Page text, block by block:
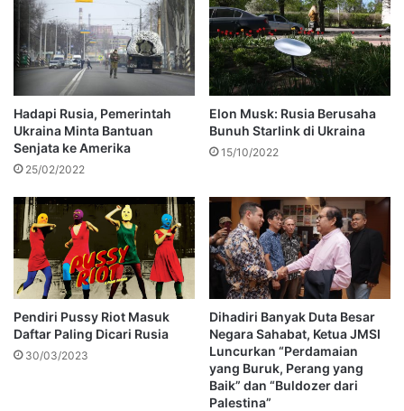
Hadapi Rusia, Pemerintah
Ukraina Minta Bantuan
Senjata ke Amerika
25/02/2022
Elon Musk: Rusia Berusaha
Bunuh Starlink di Ukraina
15/10/2022
Pendiri Pussy Riot Masuk
Daftar Paling Dicari Rusia
30/03/2023
Dihadiri Banyak Duta Besar
Negara Sahabat, Ketua JMSI
Luncurkan “Perdamaian
yang Buruk, Perang yang
Baik” dan “Buldozer dari
Palestina”